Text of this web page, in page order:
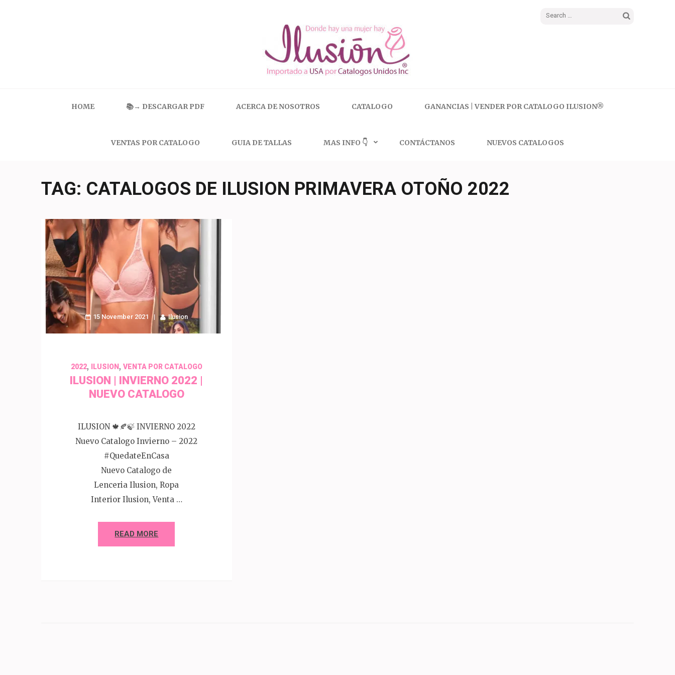
Search
HOME 📚→ DESCARGAR PDF ACERCA DE NOSOTROS CATALOGO GANANCIAS | VENDER POR CATALOGO ILUSION®
VENTAS POR CATALOGO GUIA DE TALLAS MAS INFO 👇 CONTÁCTANOS NUEVOS CATALOGOS
TAG: CATALOGOS DE ILUSION PRIMAVERA OTOÑO 2022
15 November 2021 Ilusion
2022, ILUSION, VENTA POR CATALOGO
ILUSION | INVIERNO 2022 |
NUEVO CATALOGO
ILUSION 🍁🍂🍃 INVIERNO 2022
Nuevo Catalogo Invierno – 2022
#QuedateEnCasa
Nuevo Catalogo de
Lenceria Ilusion, Ropa
Interior Ilusion, Venta …
READ MORE